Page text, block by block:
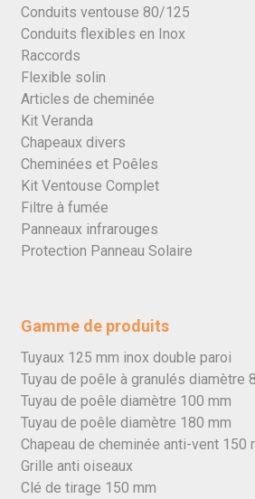
Conduits ventouse 80/125
Conduits flexibles en Inox
Raccords
Flexible solin
Articles de cheminée
Kit Veranda
Chapeaux divers
Cheminées et Poêles
Kit Ventouse Complet
Filtre à fumée
Panneaux infrarouges
Protection Panneau Solaire
Gamme de produits
Tuyaux 125 mm inox double paroi
Tuyau de poêle à granulés diamètre
Tuyau de poêle diamètre 100 mm
Tuyau de poêle diamètre 180 mm
Chapeau de cheminée anti-vent 150
Grille anti oiseaux
Clé de tirage 150 mm